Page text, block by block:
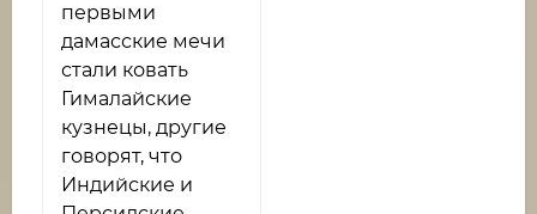
первыми
дамасские мечи
стали ковать
Гималайские
кузнецы, другие
говорят, что
Индийские и